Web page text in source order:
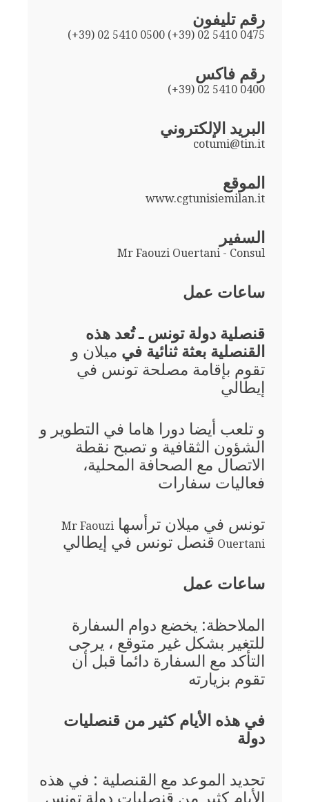
رقم تليفون
(+39) 02 5410 0500 (+39) 02 5410 0475
رقم فاكس
(+39) 02 5410 0400
البريد الإلكتروني
cotumi@tin.it
الموقع
www.cgtunisiemilan.it
السفير
Mr Faouzi Ouertani - Consul
ساعات عمل
قنصلية دولة تونس ـ تُعد هذه
القنصلية بعثة ثنائية في ميلان و
تقوم بإقامة مصلحة تونس في
إيطالي
و تلعب أيضا دورا هاما في التطوير و
الشؤون الثقافية و تصبح نقطة
الاتصال مع الصحافة المحلية،
فعاليات سفارات
تونس في ميلان ترأسها Mr Faouzi
Ouertani قنصل تونس في إيطالي
ساعات عمل
الملاحظة: يخضع دوام السفارة
للتغير بشكل غير متوقع ، يرجى
التأكد مع السفارة دائما قبل أن
تقوم بزيارته
في هذه الأيام كثير من قنصليات
دولة
تحديد الموعد مع القنصلية : في هذه
الأيام كثير من قنصليات دولة تونس